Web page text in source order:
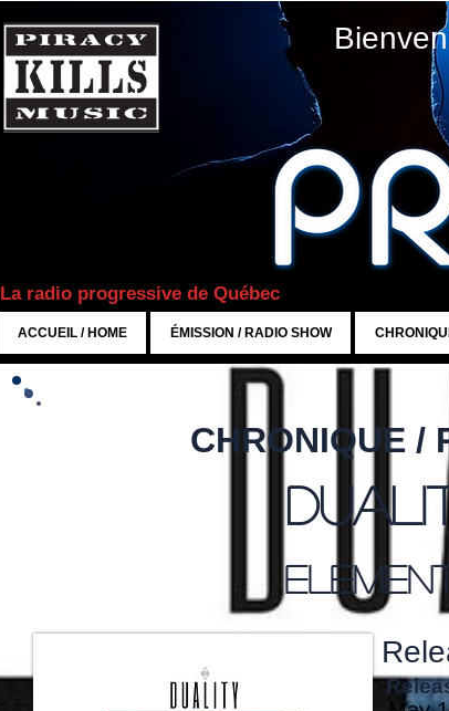
La radio progressive de Québec
ACCUEIL / HOME ÉMISSION / RADIO SHOW
CHRONIQUE /